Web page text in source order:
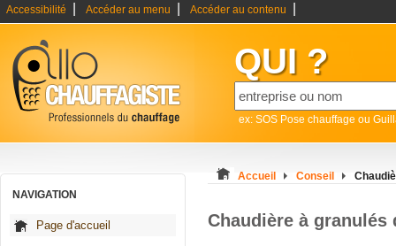
Accessibilité Accéder au menu Accéder au contenu
QUI ?
ex: SOS Pose chauffage ou
NAVIGATION
Page d'accueil
Accueil Conseil
Chaudière à granulés